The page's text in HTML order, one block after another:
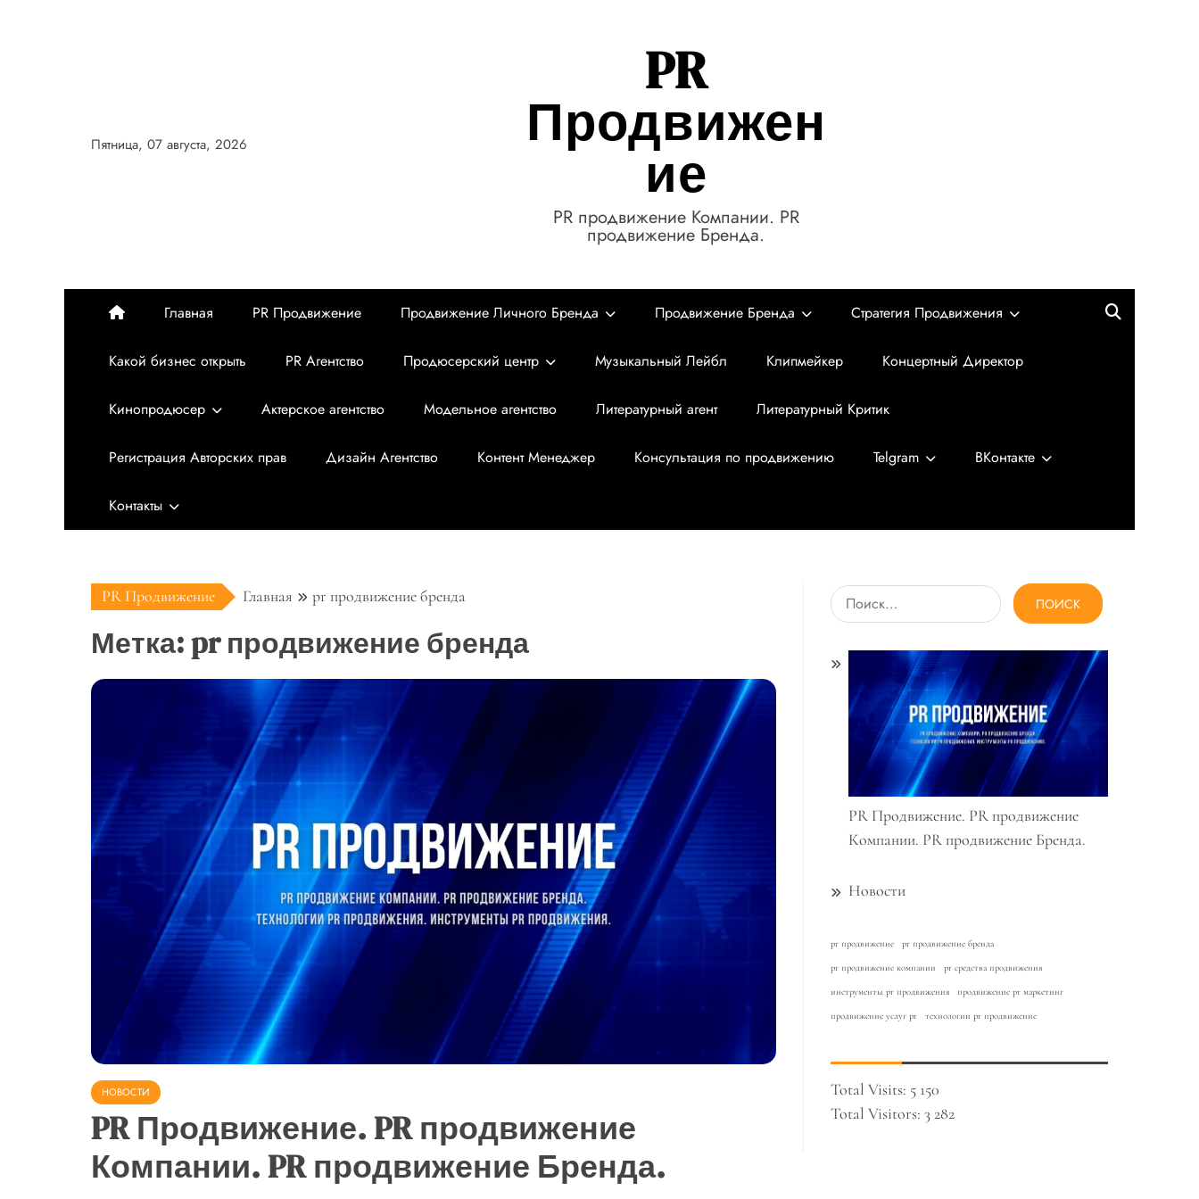
Пятница, 07 августа, 2026
PR
Продвижен
ие
PR продвижение Компании. PR
продвижение Бренда.
Главная PR Продвижение Продвижение Личного Бренда Продвижение Бренда Стратегия Продвижения
Какой бизнес открыть PR Агентство Продюсерский центр Музыкальный Лейбл Клипмейкер Концертный Директор
Кинопродюсер Актерское агентство Модельное агентство Литературный агент Литературный Критик
Регистрация Авторских прав Дизайн Агентство Контент Менеджер Консультация по продвижению Telgram ВКонтакте
Контакты
PR Продвижение Главная pr продвижение бренда
Метка:pr продвижение бренда
НОВОСТИ
PR Продвижение. PR продвижение
Компании. PR продвижение Бренда.
Найти:
PR Продвижение. PR продвижение
Компании. PR продвижение Бренда.
Новости
pr продвижение pr продвижение бренда
pr продвижение компании pr средства продвижения
инструменты pr продвижения продвижение pr маркетинг
продвижение услуг pr технологии pr продвижение
Total Visits: 5 150
Total Visitors: 3 282